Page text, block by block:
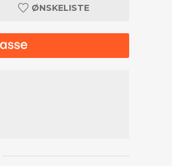
ØNSKELISTE